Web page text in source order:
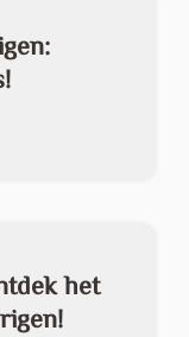
het